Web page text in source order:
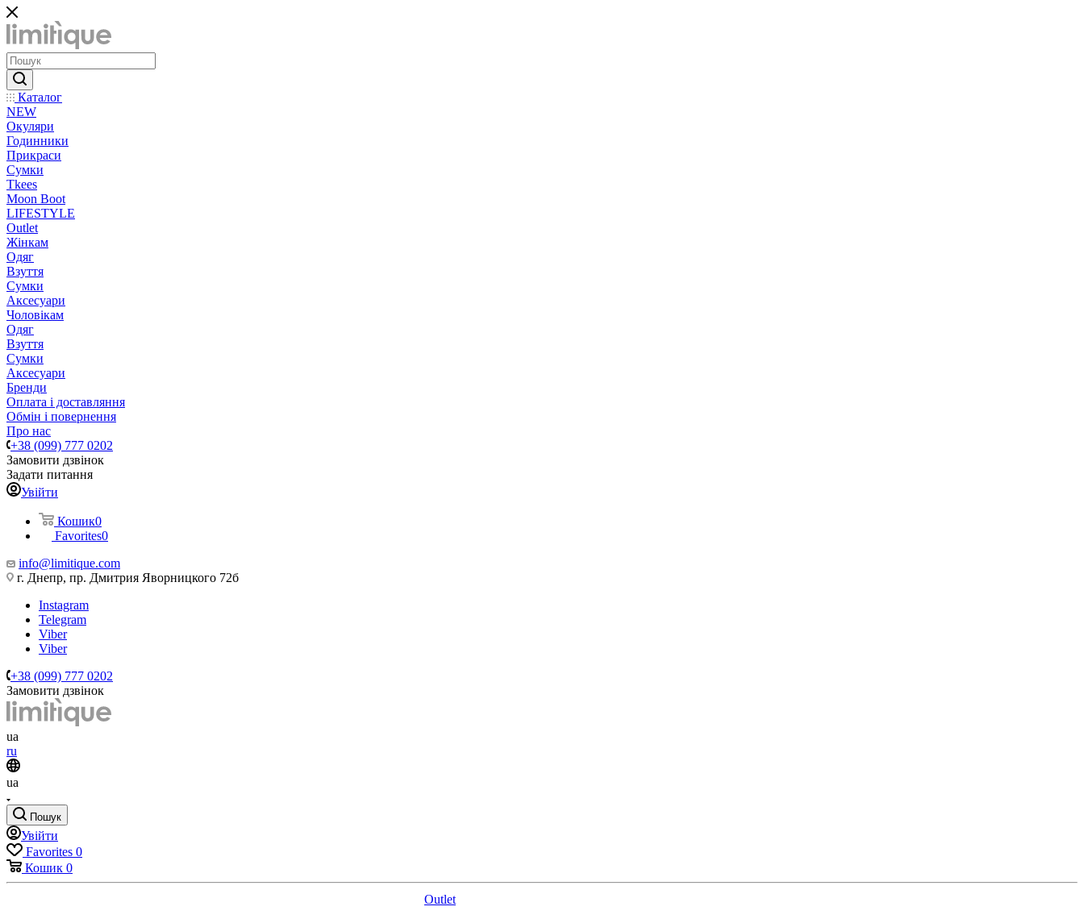
Каталог
NEW
Окуляри
Годинники
Прикраси
Сумки
Tkees
Moon Boot
LIFESTYLE
Outlet
Жінкам
Одяг
Взуття
Сумки
Аксесуари
Чоловікам
Одяг
Взуття
Сумки
Аксесуари
Бренди
Оплата і доставляння
Обмін і повернення
Про нас
+38 (099) 777 0202
Замовити дзвінок
Задати питання
Увійти
Кошик0
Favorites0
info@limitique.com
г. Днепр, пр. Дмитрия Яворницкого 72б
Instagram
Telegram
Viber
Viber
+38 (099) 777 0202
Замовити дзвінок
ua
ru
ua
Пошук
Увійти
Favorites 0
Кошик 0
Outlet